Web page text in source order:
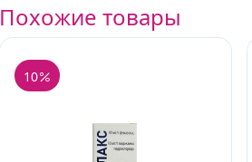
Похожие товары
10